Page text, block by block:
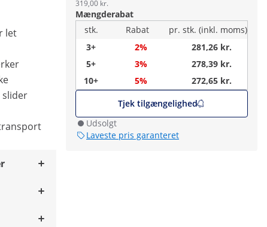
319,00 kr.
Mængderabat
stk.
Rabat
pr. stk. (inkl. moms)
3+
2%
281,26 kr.
5+
3%
278,39 kr.
10+
5%
272,65 kr.
Tjek tilgængelighed
Udsolgt
Laveste pris garanteret
let
slider